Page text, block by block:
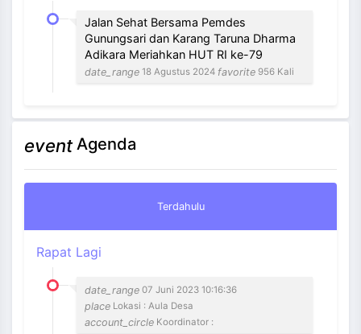
Jalan Sehat Bersama Pemdes
Gunungsari dan Karang Taruna Dharma
Adikara Meriahkan HUT RI ke-79
date_range 18 Agustus 2024 favorite 956 Kali
eventAgenda
Terdahulu
Rapat Lagi
date_range 07 Juni 2023 10:16:36
place Lokasi : Aula Desa
account_circle Koordinator :